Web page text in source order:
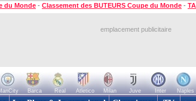
du Monde - Classement des BUTEURS Coupe du Monde -
emplacement publicitaire
Barca Real Atletico Milan Juve Inter Naples